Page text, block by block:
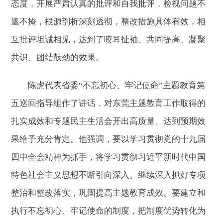
态度，开展严肃认真的批评和自我批评，检视问题不
遮不掩，根源剖析深刻透彻，整改措施具体有效，相
互批评坦诚相见，达到了咬耳扯袖、共同提高、凝聚
共识、团结鼓劲的效果。
陈虎代表省委“不忘初心、牢记使命”主题教育第
五巡回指导组作了讲话，对东莞主题教育工作取得的
扎实成效和专题民主生活会开出高质量、达到预期效
果给予充分肯定。他强调，要以学习贯彻党的十九届
四中全会精神为抓手，将学习贯彻习近平新时代中国
特色社会主义思想不断引向深入。继续深入抓好专项
整治和整改落实，巩固提高主题教育成效。要建立和
执行不忘初心、牢记使命的制度，把制度优势转化为